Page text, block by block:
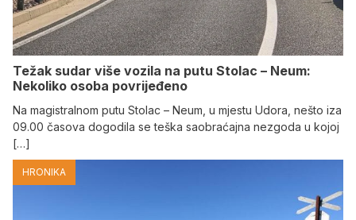
Težak sudar više vozila na putu Stolac – Neum:
Nekoliko osoba povrijeđeno
Na magistralnom putu Stolac – Neum, u mjestu Udora, nešto iza
09.00 časova dogodila se teška saobraćajna nezgoda u kojoj
[…]
HRONIKA